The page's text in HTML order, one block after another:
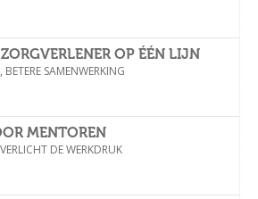
OP ÉÉN LIJN
BETERE SAMENWERKING
MENTOREN
DE WERKDRUK